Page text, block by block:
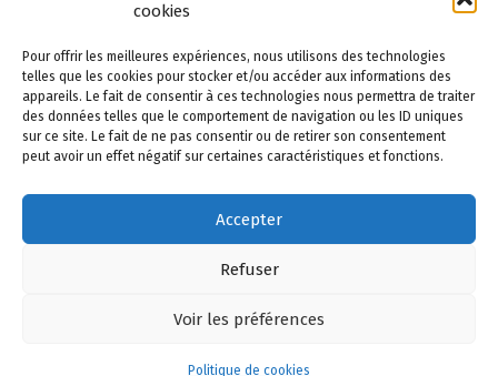
cookies
Pour offrir les meilleures expériences, nous utilisons des technologies
telles que les cookies pour stocker et/ou accéder aux informations des
appareils. Le fait de consentir à ces technologies nous permettra de traiter
des données telles que le comportement de navigation ou les ID uniques
sur ce site. Le fait de ne pas consentir ou de retirer son consentement
peut avoir un effet négatif sur certaines caractéristiques et fonctions.
Accepter
Refuser
Voir les préférences
Politique de cookies
Menu
site et recevoir une notification de chaque nouvel
article par email.
Adresse e-mail
Abonnez-
vous
Rejoignez les 8 autres abonnés